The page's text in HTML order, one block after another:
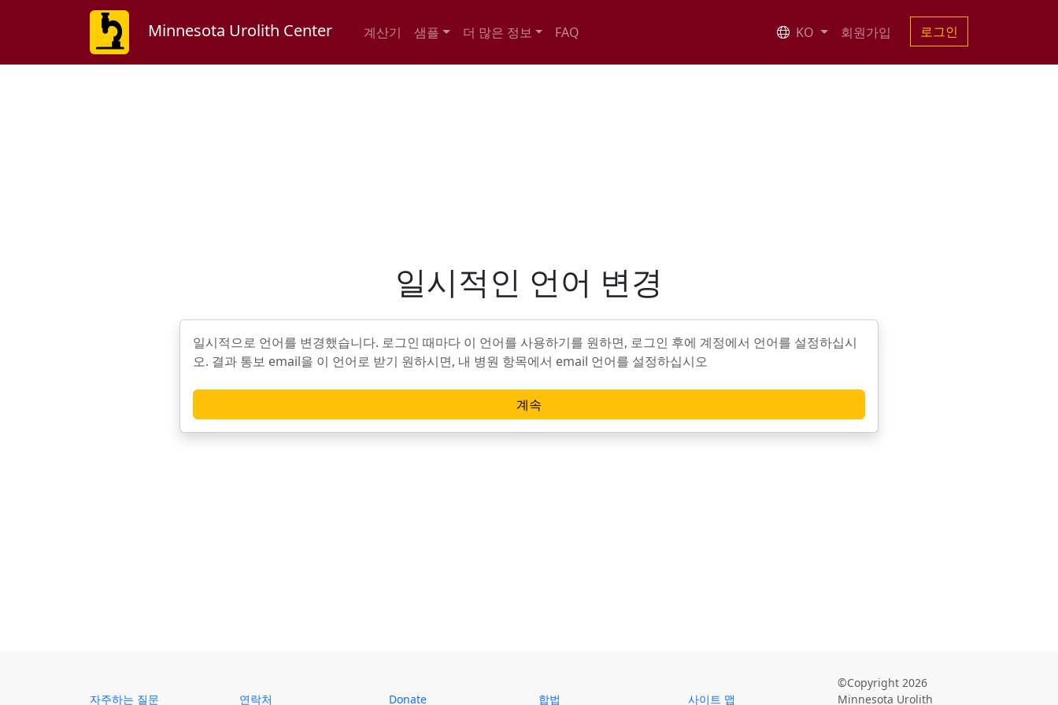
Minnesota Urolith Center 계산기 샘플 더 많은 정보 FAQ KO 회원가입 로그인
일시적인 언어 변경
일시적으로 언어를 변경했습니다. 로그인 때마다 이 언어를 사용하기를 원하면, 로그인 후에 계정에서 언어를 설정하십시
오. 결과 통보 email을 이 언어로 받기 원하시면, 내 병원 항목에서 email 언어를 설정하십시오
계속
자주하는 질문 연락처 Donate 합법 사이트 맵
©Copyright 2026
Minnesota Urolith